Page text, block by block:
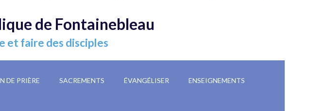
de Fontainebleau
et faire des disciples
DE PRIÈRE SACREMENTS ÉVANGÉLISER ENSEIGNEMENTS